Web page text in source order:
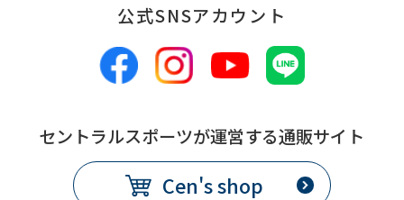
公式SNSアカウント
セントラルスポーツが運営する通販サイト
Cen's shop